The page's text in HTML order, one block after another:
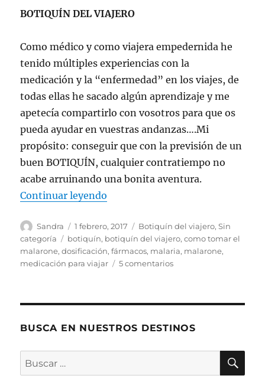
BOTIQUÍN DEL VIAJERO
Como médico y como viajera empedernida he
tenido múltiples experiencias con la
medicación y la “enfermedad” en los viajes, de
todas ellas he sacado algún aprendizaje y me
apetecía compartirlo con vosotros para que os
pueda ayudar en vuestras andanzas….Mi
propósito: conseguir que con la previsión de un
buen BOTIQUÍN, cualquier contratiempo no
acabe arruinando una bonita aventura.
Continuar leyendo
Autor
Sandra
Publicado
el
1 febrero, 2017 Categorías
Botiquín del viajero,Sin
categoría
Etiquetas
botiquín, botiquín del viajero,como tomar el
malarone,dosificación,fármacos, malaria, malarone,
medicación para viajar
5 comentariosen
BUSCA EN NUESTROS DESTINOS
Buscar
por: